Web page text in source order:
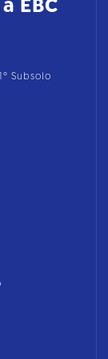
EBC
Subsolo